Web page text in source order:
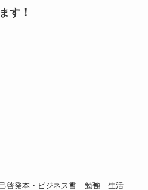
す！
啓発本・ビジネス書 勉強 生活